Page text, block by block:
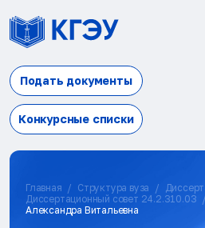
Подать документы
Конкурсные списки
Главная Структура вуза
Диссертационный совет 24.2.310.03
Александра Витальевна